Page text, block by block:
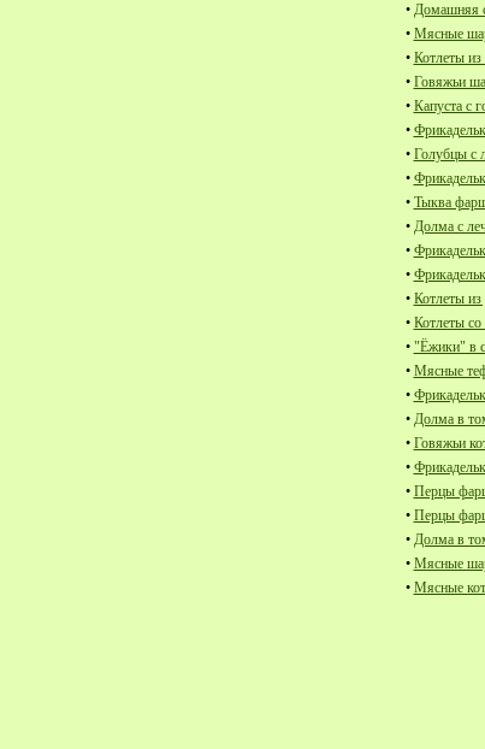
• Домашняя
• Мясные
• Котлеты из
• Говяжьи
• Капуста с
•
• Голубцы с
•
• Тыква
• Долма с
•
•
• Котлеты из
• Котлеты
• "Ёжики" в
• Мясные
•
• Долма в
• Говяжьи
•
• Перцы
• Перцы
• Долма в
• Мясные
• Мясные